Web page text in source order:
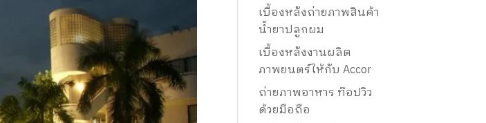
เบื้องหลังถ่ายภาพสินค้า
น้ำยาปลูกผม
เบื้องหลังงานผลิต
ภาพยนตร์ให้กับ Accor
ถ่ายภาพอาหาร ท๊อปวิว
ด้วยมือถือ